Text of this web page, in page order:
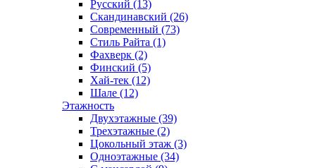
Русский (13)
Скандинавский (26)
Современный (73)
Стиль Райта (1)
Фахверк (2)
Финский (5)
Хай-тек (12)
Шале (12)
Этажность
Двухэтажные (39)
Трехэтажные (2)
Цокольный этаж (3)
Одноэтажные (34)